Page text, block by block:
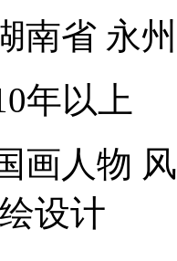
南省 永
年以上
画人物
设计